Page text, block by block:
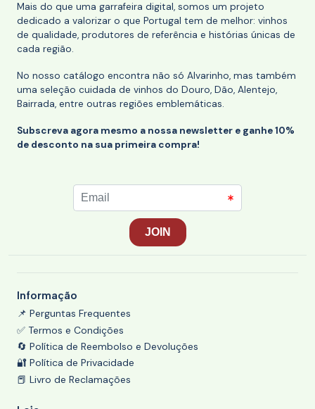
Mais do que uma garrafeira digital, somos um projeto
dedicado a valorizar o que Portugal tem de melhor: vinhos
de qualidade, produtores de referência e histórias únicas de
cada região.
No nosso catálogo encontra não só Alvarinho, mas também
uma seleção cuidada de vinhos do Douro, Dão, Alentejo,
Bairrada, entre outras regiões emblemáticas.
Subscreva agora mesmo a nossa newsletter e ganhe 10%
de desconto na sua primeira compra!
Informação
📌 Perguntas Frequentes
✅ Termos e Condições
🔄 Política de Reembolso e Devoluções
🔐 Política de Privacidade
📕 Livro de Reclamações